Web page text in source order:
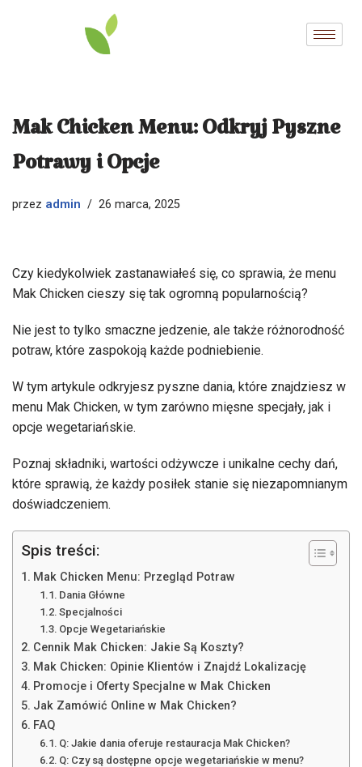
Mak Chicken Menu: Odkryj Pyszne
Potrawy i Opcje
przez admin 26 marca, 2025
Czy kiedykolwiek zastanawiałeś się, co sprawia, że menu
Mak Chicken cieszy się tak ogromną popularnością?
Nie jest to tylko smaczne jedzenie, ale także różnorodność
potraw, które zaspokoją każde podniebienie.
W tym artykule odkryjesz pyszne dania, które znajdziesz w
menu Mak Chicken, w tym zarówno mięsne specjały, jak i
opcje wegetariańskie.
Poznaj składniki, wartości odżywcze i unikalne cechy dań,
które sprawią, że każdy posiłek stanie się niezapomnianym
doświadczeniem.
Spis treści:
Mak Chicken Menu: Przegląd Potraw
Dania Główne
Specjalności
Opcje Wegetariańskie
Cennik Mak Chicken: Jakie Są Koszty?
Mak Chicken: Opinie Klientów i Znajdź Lokalizację
Promocje i Oferty Specjalne w Mak Chicken
Jak Zamówić Online w Mak Chicken?
FAQ
Q: Jakie dania oferuje restauracja Mak Chicken?
Q: Czy są dostępne opcje wegetariańskie w menu?